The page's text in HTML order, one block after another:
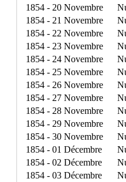
1854 - 20 Novembre
1854 - 21 Novembre
1854 - 22 Novembre
1854 - 23 Novembre
1854 - 24 Novembre
1854 - 25 Novembre
1854 - 26 Novembre
1854 - 27 Novembre
1854 - 28 Novembre
1854 - 29 Novembre
1854 - 30 Novembre
1854 - 01 Décembre
1854 - 02 Décembre
1854 - 03 Décembre